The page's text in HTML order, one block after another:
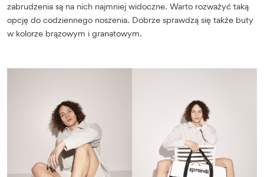
zabrudzenia są na nich najmniej widoczne. Warto rozważyć taką
opcję do codziennego noszenia. Dobrze sprawdzą się także buty
w kolorze brązowym i granatowym.